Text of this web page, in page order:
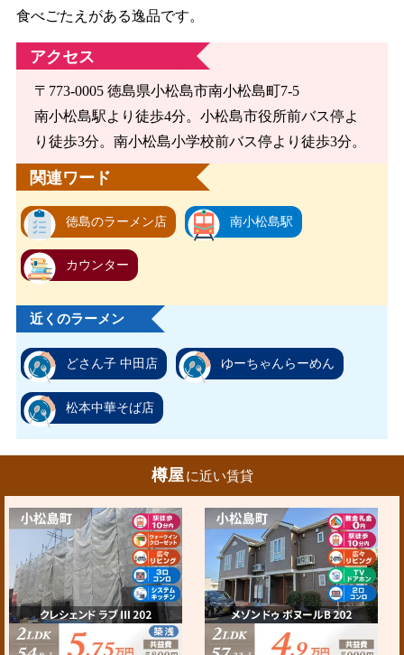
食べごたえがある逸品です。
アクセス
〒773-0005 徳島県小松島市南小松島町7-5
南小松島駅より徒歩4分。小松島市役所前バス停よ
り徒歩3分。南小松島小学校前バス停より徒歩3分。
関連ワード
徳島のラーメン店 南小松島駅
カウンター
近くのラーメン
どさん子 中田店 ゆーちゃんらーめん
松本中華そば店
樽屋 に近い賃貸